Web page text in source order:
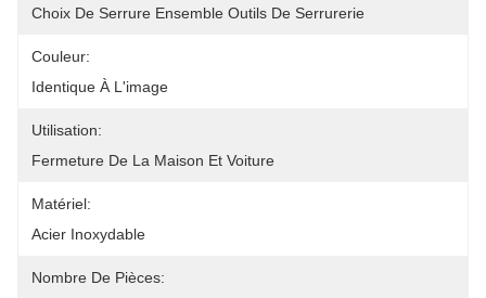
Choix De Serrure Ensemble Outils De Serrurerie
Couleur:
Identique À L'image
Utilisation:
Fermeture De La Maison Et Voiture
Matériel:
Acier Inoxydable
Nombre De Pièces: